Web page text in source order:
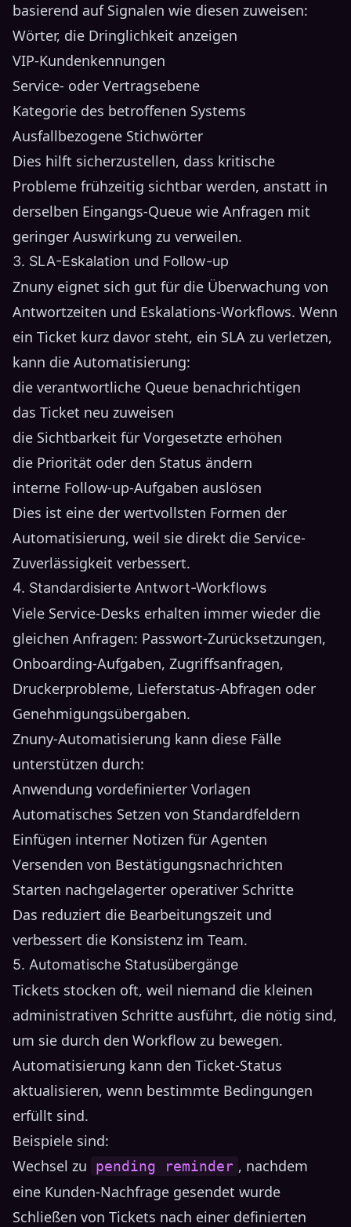
basierend auf Signalen wie diesen zuweisen:
Wörter, die Dringlichkeit anzeigen
VIP-Kundenkennungen
Service- oder Vertragsebene
Kategorie des betroffenen Systems
Ausfallbezogene Stichwörter
Dies hilft sicherzustellen, dass kritische
Probleme frühzeitig sichtbar werden, anstatt in
derselben Eingangs-Queue wie Anfragen mit
geringer Auswirkung zu verweilen.
3. SLA-Eskalation und Follow-up
Znuny eignet sich gut für die Überwachung von
Antwortzeiten und Eskalations-Workflows. Wenn
ein Ticket kurz davor steht, ein SLA zu verletzen,
kann die Automatisierung:
die verantwortliche Queue benachrichtigen
das Ticket neu zuweisen
die Sichtbarkeit für Vorgesetzte erhöhen
die Priorität oder den Status ändern
interne Follow-up-Aufgaben auslösen
Dies ist eine der wertvollsten Formen der
Automatisierung, weil sie direkt die Service-
Zuverlässigkeit verbessert.
4. Standardisierte Antwort-Workflows
Viele Service-Desks erhalten immer wieder die
gleichen Anfragen: Passwort-Zurücksetzungen,
Onboarding-Aufgaben, Zugriffsanfragen,
Druckerprobleme, Lieferstatus-Abfragen oder
Genehmigungsübergaben.
Znuny-Automatisierung kann diese Fälle
unterstützen durch:
Anwendung vordefinierter Vorlagen
Automatisches Setzen von Standardfeldern
Einfügen interner Notizen für Agenten
Versenden von Bestätigungsnachrichten
Starten nachgelagerter operativer Schritte
Das reduziert die Bearbeitungszeit und
verbessert die Konsistenz im Team.
5. Automatische Statusübergänge
Tickets stocken oft, weil niemand die kleinen
administrativen Schritte ausführt, die nötig sind,
um sie durch den Workflow zu bewegen.
Automatisierung kann den Ticket-Status
aktualisieren, wenn bestimmte Bedingungen
erfüllt sind.
Beispiele sind:
Wechsel zu
pending reminder , nachdem
eine Kunden-Nachfrage gesendet wurde
Schließen von Tickets nach einer definierten